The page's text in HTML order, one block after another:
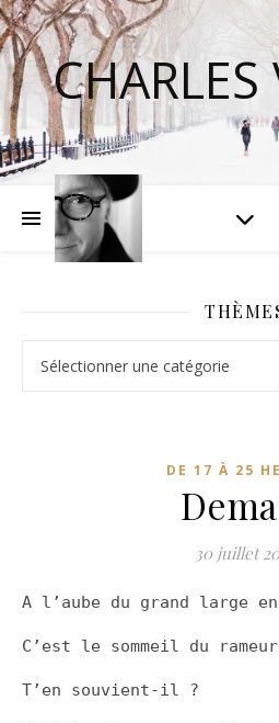
DE 17 À 25
30 juillet
A l’aube du grand large
C’est le sommeil du
T’en souvient-il ?